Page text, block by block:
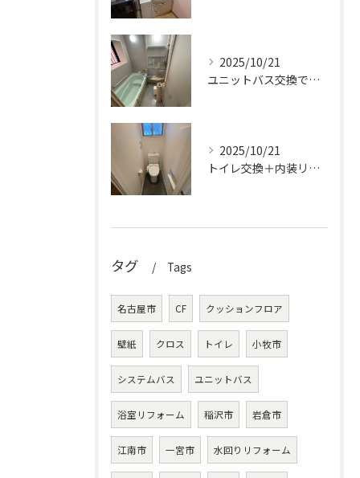
2025/10/21
ユニットバス交換で快適＆高級感アップ！
2025/10/21
トイレ交換＋内装リフォームで明るく清潔な空間に
タグ Tags
名古屋市 CF クッションフロア
壁紙 クロス トイレ 小牧市
システムバス ユニットバス
浴室リフォーム 稲沢市 岩倉市
江南市 一宮市 水回りリフォーム